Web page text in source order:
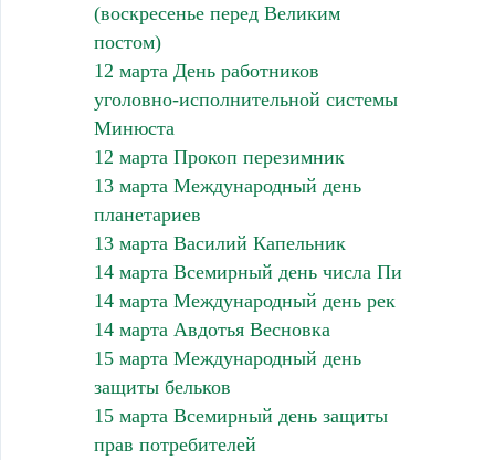
(воскресенье перед Великим
постом)
12 марта День работников
уголовно-исполнительной системы
Минюста
12 марта Прокоп перезимник
13 марта Международный день
планетариев
13 марта Василий Капельник
14 марта Всемирный день числа Пи
14 марта Международный день рек
14 марта Авдотья Весновка
15 марта Международный день
защиты бельков
15 марта Всемирный день защиты
прав потребителей